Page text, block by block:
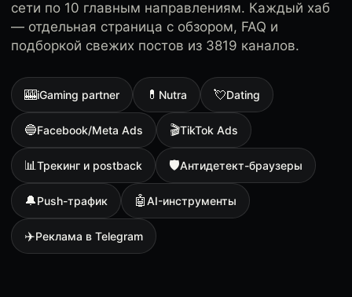
сети по 10 главным направлениям. Каждый хаб
— отдельная страница с обзором, FAQ и
подборкой свежих постов из 3819 каналов.
🎰iGaming partner 💊 Nutra 💘Dating
🔵Facebook/Meta Ads 🎬TikTok Ads
📊Трекинг и postback 🛡Антидетект-браузеры
🔔Push-трафик 🤖AI-инструменты
✈️Реклама в Telegram